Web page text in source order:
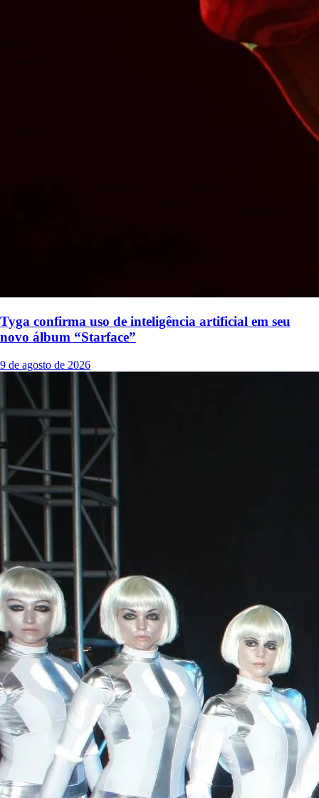
Tyga confirma uso de inteligência artificial em seu
novo álbum “Starface”
9 de agosto de 2026